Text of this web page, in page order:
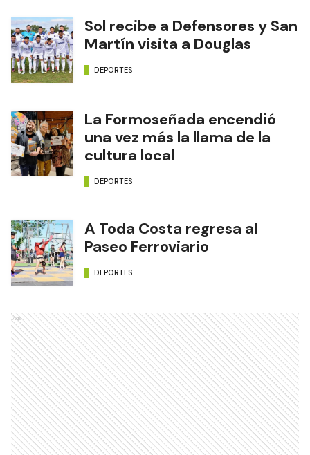
Sol recibe a Defensores y San
Martín visita a Douglas
DEPORTES
La Formoseñada encendió
una vez más la llama de la
cultura local
DEPORTES
A Toda Costa regresa al
Paseo Ferroviario
DEPORTES
Ads